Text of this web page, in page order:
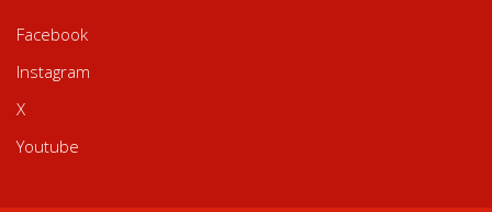
Facebook
Instagram
X
Youtube